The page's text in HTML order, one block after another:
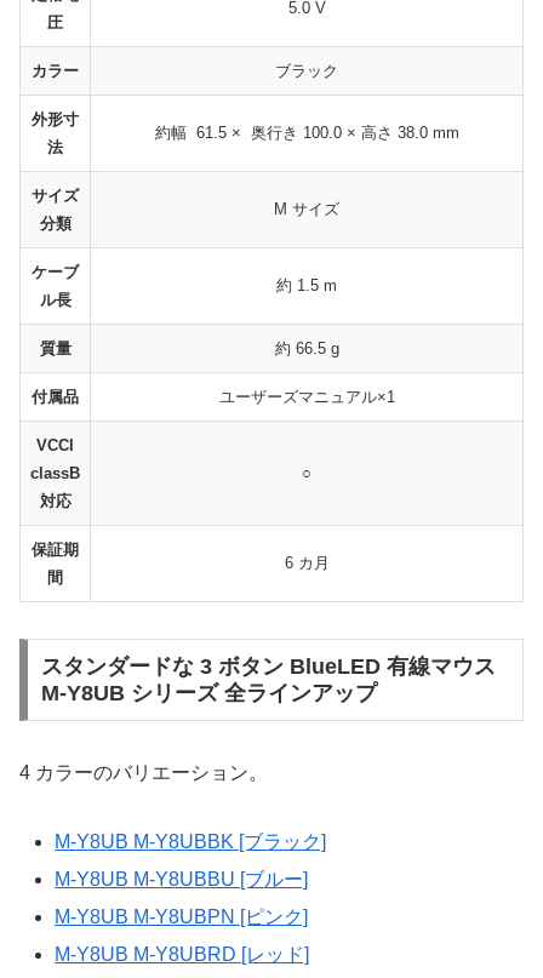
圧
5.0 V
カラー ブラック
外形寸
法
約幅 61.5 × 奥行き 100.0 × 高さ 38.0 mm
サイズ
分類
M サイズ
ケーブ
ル長
約 1.5 m
質量 約 66.5 g
付属品 ユーザーズマニュアル×1
VCCI
classB
対応
○
保証期
間
6 カ月
スタンダードな 3 ボタン BlueLED 有線マウス
M-Y8UB シリーズ 全ラインアップ
4 カラーのバリエーション。
M-Y8UB M-Y8UBBK [ブラック]
M-Y8UB M-Y8UBBU [ブルー]
M-Y8UB M-Y8UBPN [ピンク]
M-Y8UB M-Y8UBRD [レッド]